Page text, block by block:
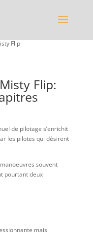
Flip
Flip:
de pilotage s’enrichit
les pilotes qui désirent
souvent
pourtant deux
mais